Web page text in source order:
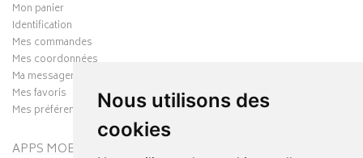
Nous utilisons des
cookies
Mon panier
Identification
Mes commandes
Mes coordonnées
Ma messagerie
Mes favoris
Mes préférences Cookies
APPS MOBILES